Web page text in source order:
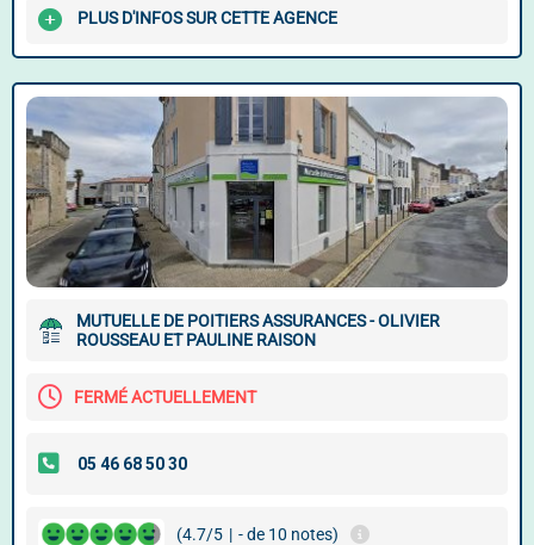
PLUS D'INFOS SUR CETTE AGENCE
MUTUELLE DE POITIERS ASSURANCES - OLIVIER
ROUSSEAU ET PAULINE RAISON
FERMÉ ACTUELLEMENT
(4.7/5 | - de 10 notes)